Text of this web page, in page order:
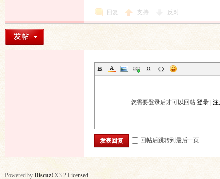
回复 支持 反对
您需要登录后才可以回帖 登录 注
发表回复 回帖后跳转到最后一页
Powered byDiscuz! X3.2 Licensed